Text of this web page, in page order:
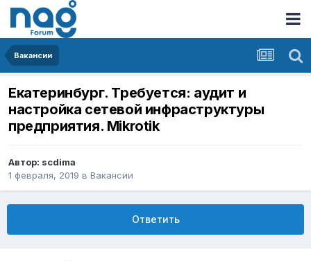
Вакансии
Екатеринбург. Требуется: аудит и
настройка сетевой инфраструктуры
предприятия. Mikrotik
Автор: scdima
1 февраля, 2019 в Вакансии
Ответить